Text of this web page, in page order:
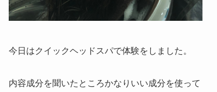
今日はクイックヘッドスパで体験をしました。
内容成分を聞いたところかなりいい成分を使って